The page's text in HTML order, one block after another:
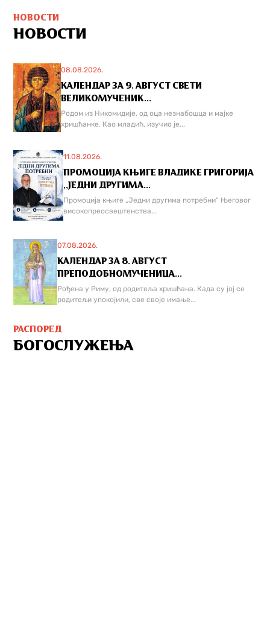
НОВОСТИ
НОВОСТИ
08.08.2026.
КАЛЕНДАР ЗА 9. АВГУСТ СВЕТИ
ВЕЛИКОМУЧЕНИК...
Родом из Никомидије, од оца незнабошца и мајке
хришћанке. Као младић, изучио је...
11.08.2026.
ПРОМОЦИЈА КЊИГЕ ВЛАДИКЕ ГРИГОРИЈА
,,ЈЕДНИ ДРУГИМА...
Промоција књиге „Једни другима потребни“ Његовог
високопреосвештенства...
07.08.2026.
КАЛЕНДАР ЗА 8. АВГУСТ
ПРЕПОДОБНОМУЧЕНИЦА...
Рођена у Риму, од родитеља хришћана. Када су јој се
родитељи упокојили, све своје имање...
РАСПОРЕД
БОГОСЛУЖЕЊА